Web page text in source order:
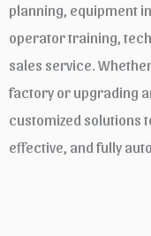
planning, equipment
operator training,
sales service.
factory or upgrading
customized solutions
effective, and fully